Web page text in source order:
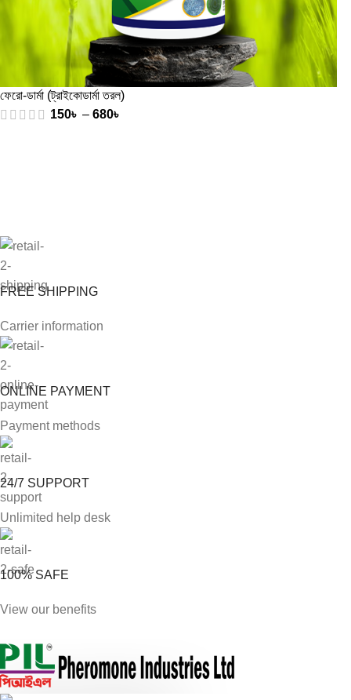
ফেরো-ডার্মা (ট্রাইকোডার্মা তরল)
150৳ – 680৳
FREE SHIPPING
Carrier information
ONLINE PAYMENT
Payment methods
24/7 SUPPORT
Unlimited help desk
100% SAFE
View our benefits